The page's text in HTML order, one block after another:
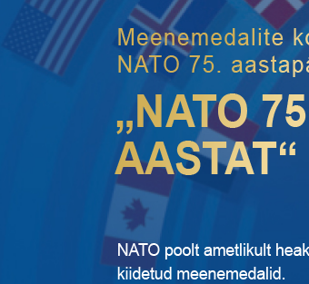
Kollektsioon
„NATO
AASTAT“,
„Ühendatud
reageerimisjõud“
Kollektsioon
„NATO
AASTAT“,
esimene
medal
„Ühendatud